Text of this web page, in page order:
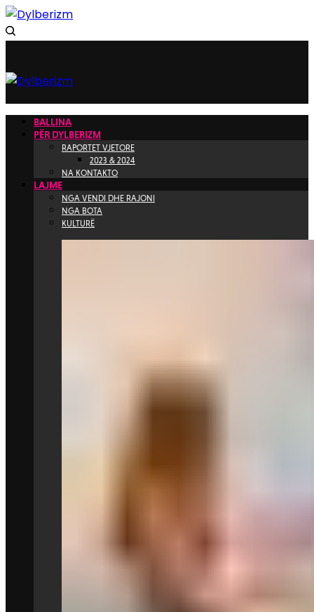
BALLINA
PËR DYLBERIZM
RAPORTET VJETORE
2023 & 2024
NA KONTAKTO
LAJME
NGA VENDI DHE RAJONI
NGA BOTA
KULTURË